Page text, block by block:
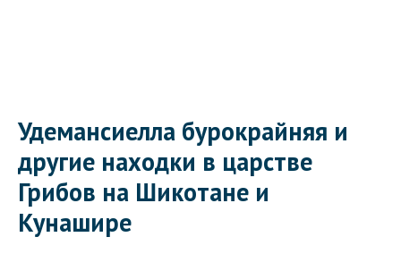
Удемансиелла бурокрайняя и
другие находки в царстве
Грибов на Шикотане и
Кунашире